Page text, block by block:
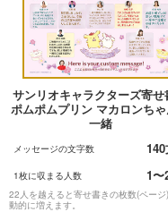
サンリオキャラクターズ寄せ
ポムポムプリン マカロンちゃ
一緒
メッセージの文字数
1枚に収まる人数 1〜
22人を越えると寄せ書きの枚数(ページ
動的に増えます。